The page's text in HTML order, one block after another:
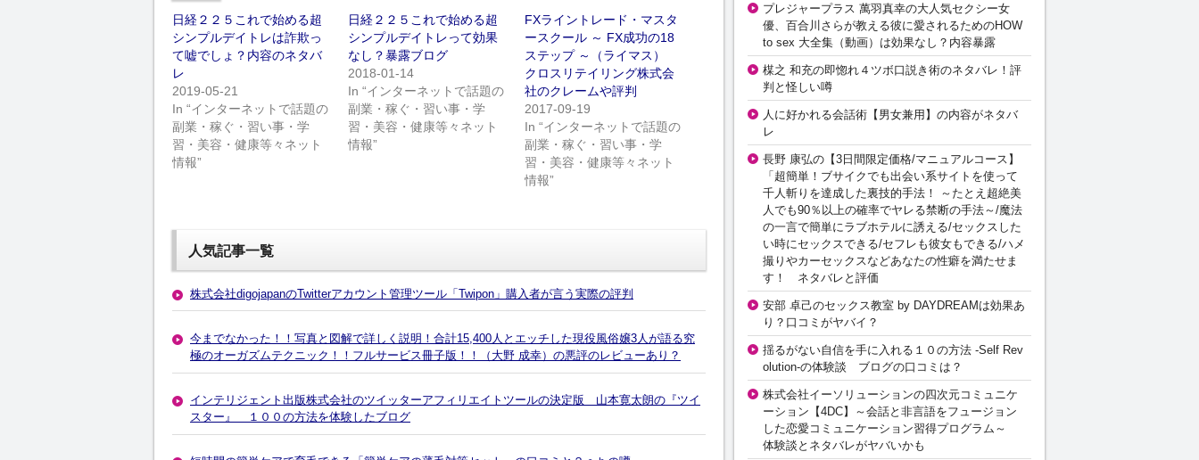
日経２２５これで始める超
シンプルデイトレは詐欺っ
て嘘でしょ？内容のネタバ
レ
2019-05-21
In “インターネットで話題の
副業・稼ぐ・習い事・学
習・美容・健康等々ネット
情報”
日経２２５これで始める超
シンプルデイトレって効果
なし？暴露ブログ
2018-01-14
In “インターネットで話題の
副業・稼ぐ・習い事・学
習・美容・健康等々ネット
情報”
FXライントレード・マスタ
ースクール ～ FX成功の18
ステップ ～（ライマス）
クロスリテイリング株式会
社のクレームや評判
2017-09-19
In “インターネットで話題の
副業・稼ぐ・習い事・学
習・美容・健康等々ネット
情報”
人気記事一覧
株式会社digojapanのTwitterアカウント管理ツール「Twipon」購入者が言う実際の評判
今までなかった！！写真と図解で詳しく説明！合計15,400人とエッチした現役風俗嬢3人が語る究
極のオーガズムテクニック！！フルサービス冊子版！！（大野 成幸）の悪評のレビューあり？
インテリジェント出版株式会社のツイッターアフィリエイトツールの決定版 山本寛太朗の『ツイ
スター』 １００の方法を体験したブログ
プレジャープラス 萬羽真幸の大人気セクシー女
優、百合川さらが教える彼に愛されるためのHOW
to sex 大全集（動画）は効果なし？内容暴露
楳之 和充の即惚れ４ツボ口説き術のネタバレ！評
判と怪しい噂
人に好かれる会話術【男女兼用】の内容がネタバ
レ
長野 康弘の【3日間限定価格/マニュアルコース】
「超簡単！ブサイクでも出会い系サイトを使って
千人斬りを達成した裏技的手法！ ～たとえ超絶美
人でも90％以上の確率でヤレる禁断の手法～/魔法
の一言で簡単にラブホテルに誘える/セックスした
い時にセックスできる/セフレも彼女もできる/ハメ
撮りやカーセックスなどあなたの性癖を満たせま
す！ ネタバレと評価
安部 卓己のセックス教室 by DAYDREAMは効果あ
り？口コミがヤバイ？
揺るがない自信を手に入れる１０の方法 -Self Rev
olution-の体験談 ブログの口コミは？
株式会社イーソリューションの四次元コミュニケ
ーション【4DC】～会話と非言語をフュージョン
した恋愛コミュニケーション習得プログラム～
体験談とネタバレがヤバいかも